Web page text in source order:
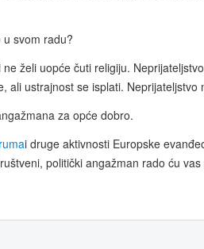
svom radu?
želi uopće čuti religiju.
ustrajnost se isplati. Neprijateljstvo
za opće dobro.
i druge aktivnosti Europske
politički angažman rado ću